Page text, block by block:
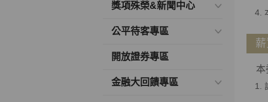
獎項殊榮&新聞中心
公平待客專區
開放證券專區
金融大回饋專區
本